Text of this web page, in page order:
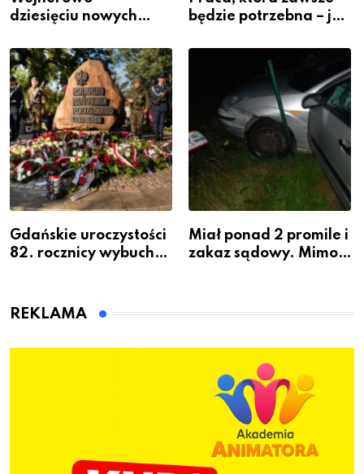
dziesięciu nowych
szeregach Komendy
Powiatowej
będzie potrzebna – jak
zawodem przyszłości i
gdzie się go nauczyć?
Gdańskie uroczystości
82. rocznicy wybuchu
Miał ponad 2 promile i
zakaz sądowy. Mimo
REKLAMA